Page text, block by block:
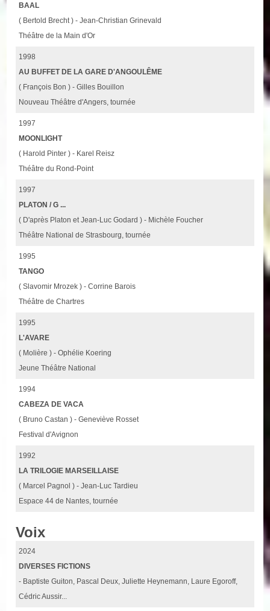
BAAL
( Bertold Brecht ) - Jean-Christian Grinevald
Théâtre de la Main d'Or
1998
AU BUFFET DE LA GARE D'ANGOULÊME
( François Bon ) - Gilles Bouillon
Nouveau Théâtre d'Angers, tournée
1997
MOONLIGHT
( Harold Pinter ) - Karel Reisz
Théâtre du Rond-Point
1997
PLATON / G ...
( D'après Platon et Jean-Luc Godard ) - Michèle Foucher
Théâtre National de Strasbourg, tournée
1995
TANGO
( Slavomir Mrozek ) - Corrine Barois
Théâtre de Chartres
1995
L'AVARE
( Molière ) - Ophélie Koering
Jeune Théâtre National
1994
CABEZA DE VACA
( Bruno Castan ) - Geneviève Rosset
Festival d'Avignon
1992
LA TRILOGIE MARSEILLAISE
( Marcel Pagnol ) - Jean-Luc Tardieu
Espace 44 de Nantes, tournée
Voix
2024
DIVERSES FICTIONS
- Baptiste Guiton, Pascal Deux, Juliette Heynemann, Laure Egoroff,
Cédric Aussir...